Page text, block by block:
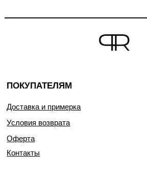
ПОКУПАТЕЛЯМ
Доставка и примерка
Условия возврата
Оферта
Контакты